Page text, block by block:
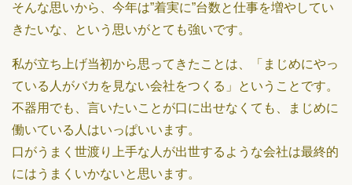
そんな思いから、今年は”着実に”台数と仕事を増やしてい
きたいな、という思いがとても強いです。
私が立ち上げ当初から思ってきたことは、「まじめにやっ
ている人がバカを見ない会社をつくる」ということです。
不器用でも、言いたいことが口に出せなくても、まじめに
働いている人はいっぱいいます。
口がうまく世渡り上手な人が出世するような会社は最終的
にはうまくいかないと思います。